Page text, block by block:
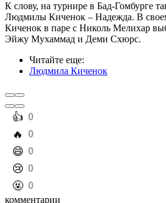
К слову, на турнире в Бад-Гомбурге
Людмилы Киченок – Надежда. В
Киченок в паре с Николь Мелихар
Эйжу Мухаммад и Деми Схюрс.
Читайте еще:
Людмила Киченок
️👍 0
️🔥 0
️😄 0
️😢 0
️🤬 0
комментарии